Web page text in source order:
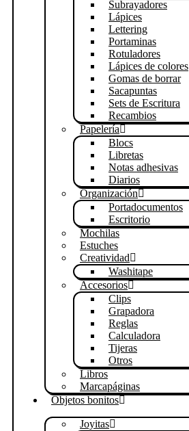
Subrayadores
Lápices
Lettering
Portaminas
Rotuladores
Lápices de colores
Gomas de borrar
Sacapuntas
Sets de Escritura
Recambios
Papelería
Blocs
Libretas
Notas adhesivas
Diarios
Organización
Portadocumentos
Escritorio
Mochilas
Estuches
Creatividad
Washitape
Accesorios
Clips
Grapadora
Reglas
Calculadora
Tijeras
Otros
Libros
Marcapáginas
Objetos bonitos
Joyitas